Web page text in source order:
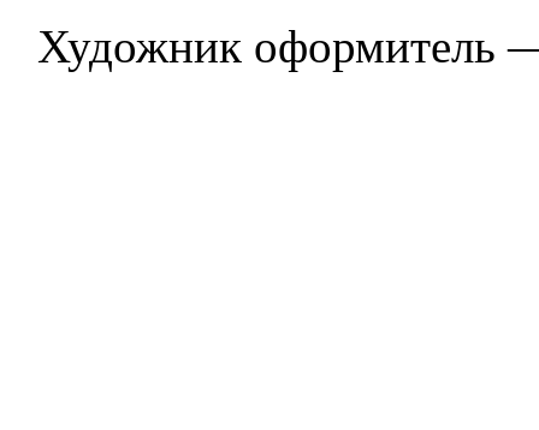
Художник оформитель